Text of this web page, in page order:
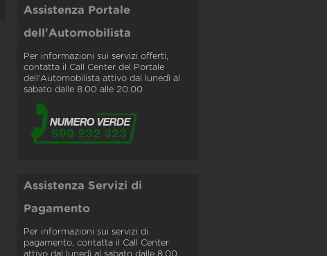
Assistenza Portale
dell'Automobilista
Per informazioni sui servizi offerti,
contatta il Call Center del Portale
dell'Automobilista attivo dal lunedì al
sabato dalle 8.00 alle 20.00
Assistenza Servizi di
Pagamento
Per informazioni sui servizi di
pagamento, contatta il Call Center